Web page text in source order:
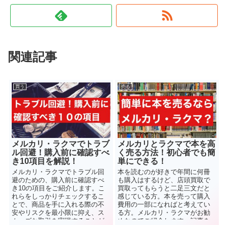
関連記事
買う
メルカリ・ラクマでトラブ
ル回避！購入前に確認すべ
き10項目を解説！
メルカリ・ラクマでトラブル回
避のための、購入前に確認すべ
き10の項目をご紹介します。こ
れらをしっかりチェックするこ
とで、商品を手に入れる際の不
安やリスクを最小限に抑え、ス
ムーズな取引を実現することが
売る
メルカリとラクマで本を高
く売る方法！初心者でも簡
単にできる！
本を読むのが好きで年間に何冊
も購入はするけど、店頭買取で
買取ってもらうと二足三文だと
感じている方。本を売って購入
費用の一部になればと考えてい
る方。メルカリ・ラクマがお勧
めなのでご紹介します。記事を